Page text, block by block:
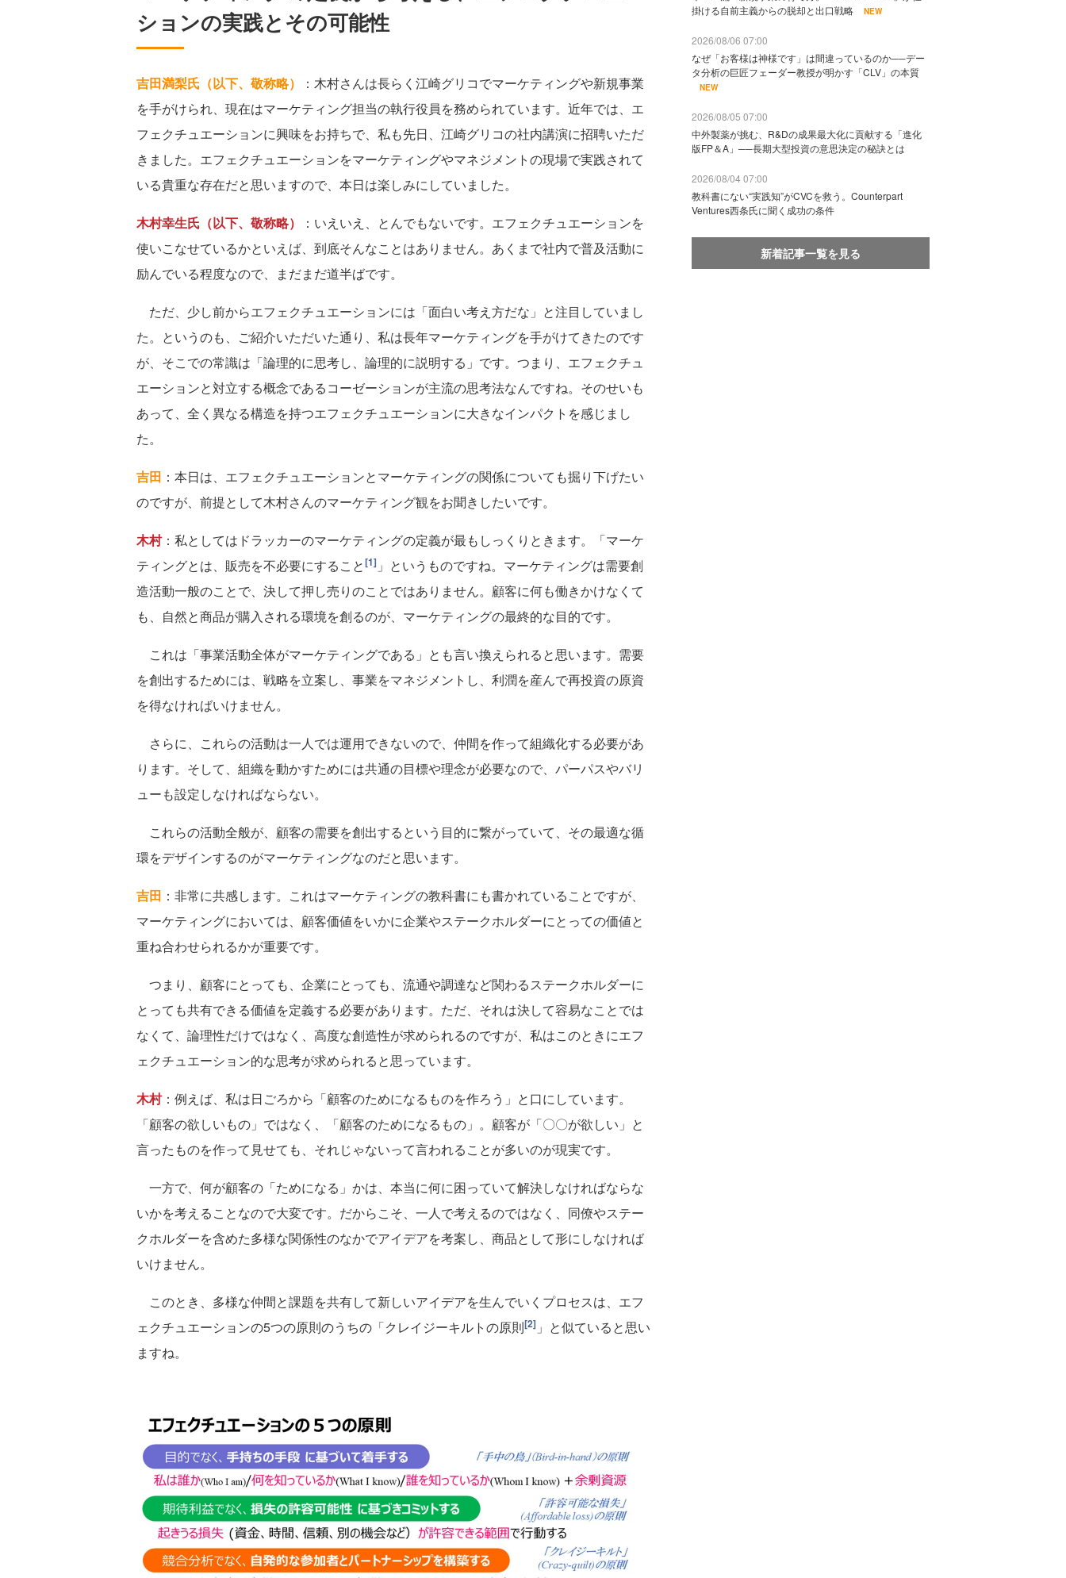
ションの実践とその可能性
吉田満梨氏（以下、敬称略）
：木村さんは長らく江崎グリコでマーケティングや新規事業
を手がけられ、現在はマーケティング担当の執行役員を務められています。近年では、エ
フェクチュエーションに興味をお持ちで、私も先日、江崎グリコの社内講演に招聘いただ
きました。エフェクチュエーションをマーケティングやマネジメントの現場で実践されて
いる貴重な存在だと思いますので、本日は楽しみにしていました。
木村幸生氏（以下、敬称略）
：いえいえ、とんでもないです。エフェクチュエーションを
使いこなせているかといえば、到底そんなことはありません。あくまで社内で普及活動に
励んでいる程度なので、まだまだ道半ばです。
ただ、少し前からエフェクチュエーションには「面白い考え方だな」と注目していまし
た。というのも、ご紹介いただいた通り、私は長年マーケティングを手がけてきたのです
が、そこでの常識は「論理的に思考し、論理的に説明する」です。つまり、エフェクチュ
エーションと対立する概念であるコーゼーションが主流の思考法なんですね。そのせいも
あって、全く異なる構造を持つエフェクチュエーションに大きなインパクトを感じまし
た。
吉田 ：本日は、エフェクチュエーションとマーケティングの関係についても掘り下げたい
のですが、前提として木村さんのマーケティング観をお聞きしたいです。
木村：私としてはドラッカーのマーケティングの定義が最もしっくりときます。「マーケ
ティングとは、販売を不必要にすること[1] 」というものですね。マーケティングは需要創
造活動一般のことで、決して押し売りのことではありません。顧客に何も働きかけなくて
も、自然と商品が購入される環境を創るのが、マーケティングの最終的な目的です。
これは「事業活動全体がマーケティングである」とも言い換えられると思います。需要
を創出するためには、戦略を立案し、事業をマネジメントし、利潤を産んで再投資の原資
を得なければいけません。
さらに、これらの活動は一人では運用できないので、仲間を作って組織化する必要があ
ります。そして、組織を動かすためには共通の目標や理念が必要なので、パーパスやバリ
ューも設定しなければならない。
これらの活動全般が、顧客の需要を創出するという目的に繋がっていて、その最適な循
環をデザインするのがマーケティングなのだと思います。
吉田 ：非常に共感します。これはマーケティングの教科書にも書かれていることですが、
マーケティングにおいては、顧客価値をいかに企業やステークホルダーにとっての価値と
重ね合わせられるかが重要です。
つまり、顧客にとっても、企業にとっても、流通や調達など関わるステークホルダーに
とっても共有できる価値を定義する必要があります。ただ、それは決して容易なことでは
なくて、論理性だけではなく、高度な創造性が求められるのですが、私はこのときにエフ
ェクチュエーション的な思考が求められると思っています。
木村：例えば、私は日ごろから「顧客のためになるものを作ろう」と口にしています。
「顧客の欲しいもの」ではなく、「顧客のためになるもの」。顧客が「〇〇が欲しい」と
言ったものを作って見せても、それじゃないって言われることが多いのが現実です。
一方で、何が顧客の「ためになる」かは、本当に何に困っていて解決しなければならな
いかを考えることなので大変です。だからこそ、一人で考えるのではなく、同僚やステー
クホルダーを含めた多様な関係性のなかでアイデアを考案し、商品として形にしなければ
いけません。
このとき、多様な仲間と課題を共有して新しいアイデアを生んでいくプロセスは、エフ
ェクチュエーションの5つの原則のうちの「クレイジーキルトの原則[2] 」と似ていると思い
ますね。
掛ける自前主義からの脱却と出口戦略
NEW
2026/08/06 07:00
なぜ「お客様は神様です」は間違っているのか──デー
タ分析の巨匠フェーダー教授が明かす「CLV」の本質
NEW
2026/08/05 07:00
中外製薬が挑む、R&Dの成果最大化に貢献する「進化
版FP＆A」──長期大型投資の意思決定の秘訣とは
2026/08/04 07:00
教科書にない“実践知”がCVCを救う。Counterpart
Ventures西条氏に聞く成功の条件
新着記事一覧を見る